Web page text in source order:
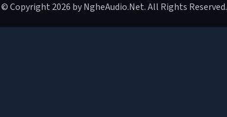
© Copyright 2026 by NgheAudio.Net. All Rights Reserved.